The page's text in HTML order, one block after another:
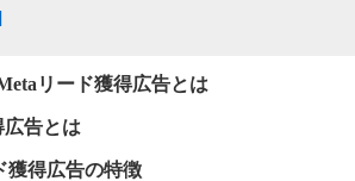
リード獲得広告とは
広告とは
獲得広告の特徴